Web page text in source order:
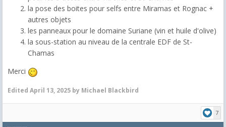
la pose des boites pour selfs entre Miramas et Rognac +
autres objets
les panneaux pour le domaine Suriane (vin et huile d'olive)
la sous-station au niveau de la centrale EDF de St-
Chamas
Merci
Edited April 13, 2025 by Michael Blackbird
7